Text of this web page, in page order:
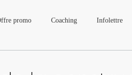
promo Coaching Infolettre